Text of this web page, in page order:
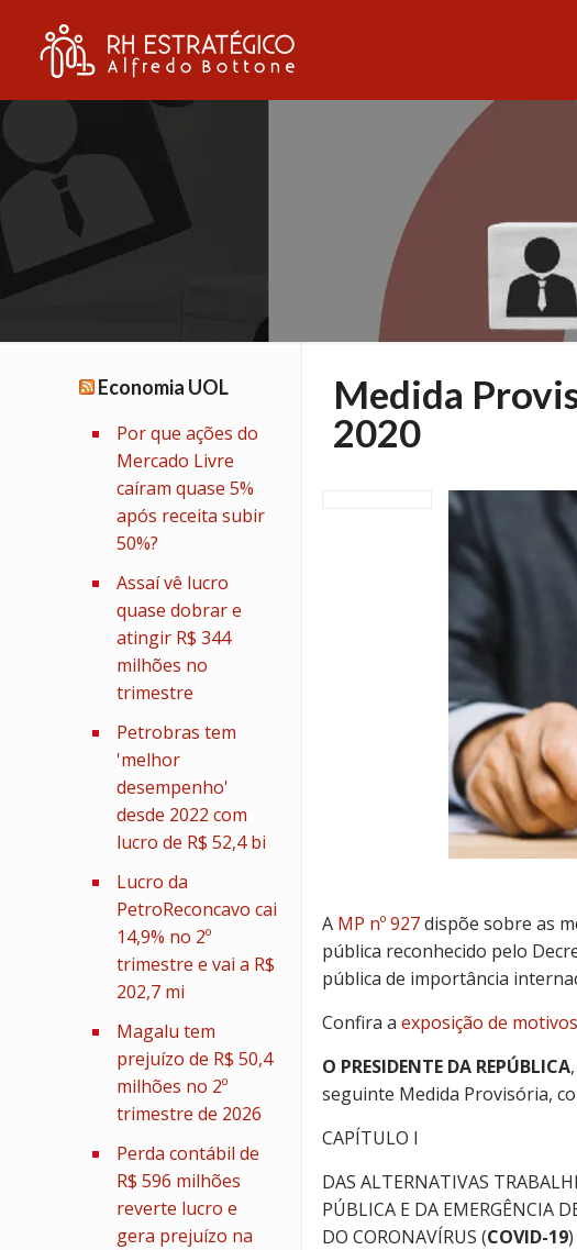
Medida
2020
A MP nº 927dispõe sobre as
pública reconhecido pelo
pública de importância
Confira a exposição de motivos
O PRESIDENTE DA REPÚBLICA
seguinte Medida Provisória,
CAPÍTULO I
DAS ALTERNATIVAS
PÚBLICA E DA EMERGÊNCIA
DO CORONAVÍRUS (COVID-19)
Economia UOL
Por que ações do
Mercado Livre
caíram quase 5%
após receita subir
50%?
Assaí vê lucro
quase dobrar e
atingir R$ 344
milhões no
trimestre
Petrobras tem
'melhor
desempenho'
desde 2022 com
lucro de R$ 52,4 bi
Lucro da
PetroReconcavo cai
14,9% no 2º
trimestre e vai a R$
202,7 mi
Magalu tem
prejuízo de R$ 50,4
milhões no 2º
trimestre de 2026
Perda contábil de
R$ 596 milhões
reverte lucro e
gera prejuízo na